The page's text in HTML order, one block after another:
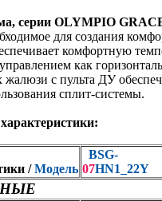
серии OLYMPIO
для создания
комфортную
как
жалюзи с пульта ДУ
сплит-системы.
/Модель
BSG-
07HN1_22Y